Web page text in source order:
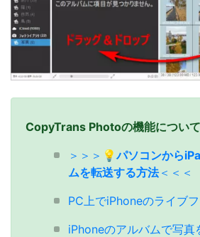
CopyTrans Photoの機能について
＞＞＞ 💡パソコンから
ムを転送する方法＜＜＜
PC上でiPhoneのライブ
iPhoneのアルバムで写真